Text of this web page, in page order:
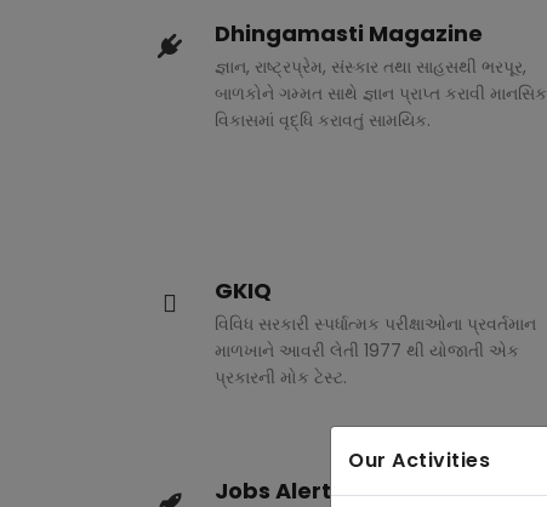
Our Activities
Dhingamasti Magazine
જ્ઞાન, રાષ્ટ્રપ્રેમ, સંસ્કાર તથા સાહસથી ભરપૂર,
બાળકોને ગમ્મત સાથે જ્ઞાન પ્રાપ્ત કરાવી માનસિક
વિકાસમાં વૃદ્ધિ કરાવતું સામયિક.
GKIQ
વિવિધ સરકારી સ્પર્ધાત્મક પરીક્ષાઓના પ્રવર્તમાન
માળખાને આવરી લેતી 1977 થી યોજાતી એક
પ્રકારની મોક ટેસ્ટ.
Jobs Alert